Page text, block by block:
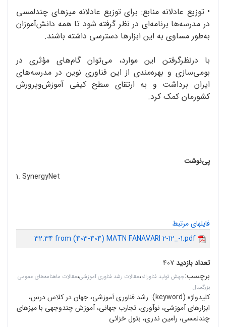
• توزیع عادلانه منابع: برای توزیع عادلانه میزهای چندلمسی
در مدرسه‌ها برنامه‌ای در نظر گرفته شود تا همه دانش‌آموزان
به‌طور مساوی به این ابزارها دسترسی داشته باشند.
با درنظرگرفتن این موارد، می‌توان گام‌های مؤثری در
بومی‌سازی و بهره‌مندی از این فناوری نوین در مدرسه‌های
ایران برداشت و به ارتقای سطح کیفی آموزش‌وپرورش
کشورمان کمک کرد.
پی‌نوشت
1. SynergyNet
فایلهای مرتبط
32.34 from (403-404) MATN FANAVARI 2-12_-1.pdf
تعداد بازدید۴۰۷
برچسب:جهش تولید فناورانه،مقالات رشد فناوری آموزشی،مقالات ماهنامه‌های عمومی
بزرگسال
کلیدواژه (keyword):
رشد فناوری آموزشی، جهان در کلاس درس،
ابزار‌های آموزشی، نوآوری، تجارب جهانی، آموزش چندوجهی با میزهای
چندلمسی، رامین ندری، بتول خزائی